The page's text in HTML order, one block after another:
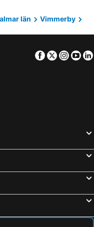
Nationalpark
bruk
staden
län
Vimmerby
Facebook
Twitter